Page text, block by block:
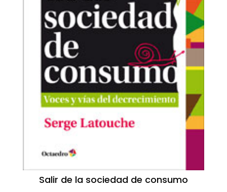
Salir de la sociedad de consumo